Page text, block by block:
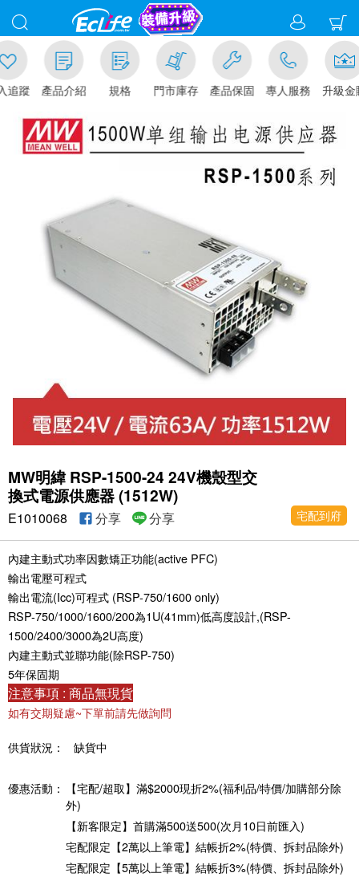
蹤 產品介紹 規格 門市庫存 產品保固 專人服務 升級金賺
MW明緯 RSP-1500-24 24V機殼型交
換式電源供應器 (1512W)
宅配到府
E1010068 分享 分享
內建主動式功率因數矯正功能(active PFC)
輸出電壓可程式
輸出電流(Icc)可程式 (RSP-750/1600 only)
RSP-750/1000/1600/200為1U(41mm)低高度設計,(RSP-
1500/2400/3000為2U高度)
內建主動式並聯功能(除RSP-750)
5年保固期
注意事項 : 商品無現貨
如有交期疑慮~下單前請先做詢問
供貨狀況： 缺貨中
優惠活動：
【宅配/超取】滿$2000現折2%(福利品/特價/加購部分除
外)
【新客限定】首購滿500送500(次月10日前匯入)
宅配限定【2萬以上筆電】結帳折2%(特價、拆封品除外)
宅配限定【5萬以上筆電】結帳折3%(特價、拆封品除外)